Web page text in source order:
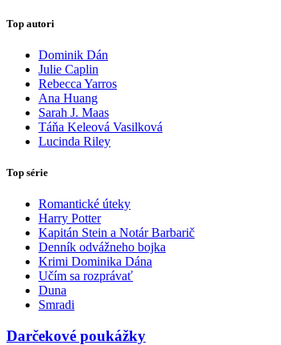
Top autori
Dominik Dán
Julie Caplin
Rebecca Yarros
Ana Huang
Sarah J. Maas
Táňa Keleová Vasilková
Lucinda Riley
Top série
Romantické úteky
Harry Potter
Kapitán Stein a Notár Barbarič
Denník odvážneho bojka
Krimi Dominika Dána
Učím sa rozprávať
Duna
Smradi
Darčekové poukážky